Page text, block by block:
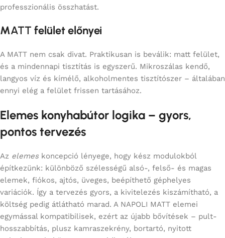
professzionális összhatást.
MATT felület előnyei
A MATT nem csak divat. Praktikusan is beválik: matt felület,
és a mindennapi tisztítás is egyszerű. Mikroszálas kendő,
langyos víz és kímélő, alkoholmentes tisztítószer – általában
ennyi elég a felület frissen tartásához.
Elemes konyhabútor logika – gyors,
pontos tervezés
Az elemeskoncepció lényege, hogy kész modulokból
építkezünk: különböző szélességű alsó-, felső- és magas
elemek, fiókos, ajtós, üveges, beépíthető géphelyes
variációk. Így a tervezés gyors, a kivitelezés kiszámítható, a
költség pedig átlátható marad. A NAPOLI MATT elemei
egymással kompatibilisek, ezért az újabb bővítések – pult-
hosszabbítás, plusz kamraszekrény, bortartó, nyitott